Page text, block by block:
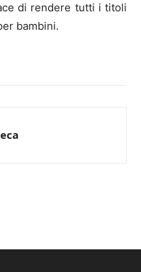
di rendere tutti i titoli
bambini.